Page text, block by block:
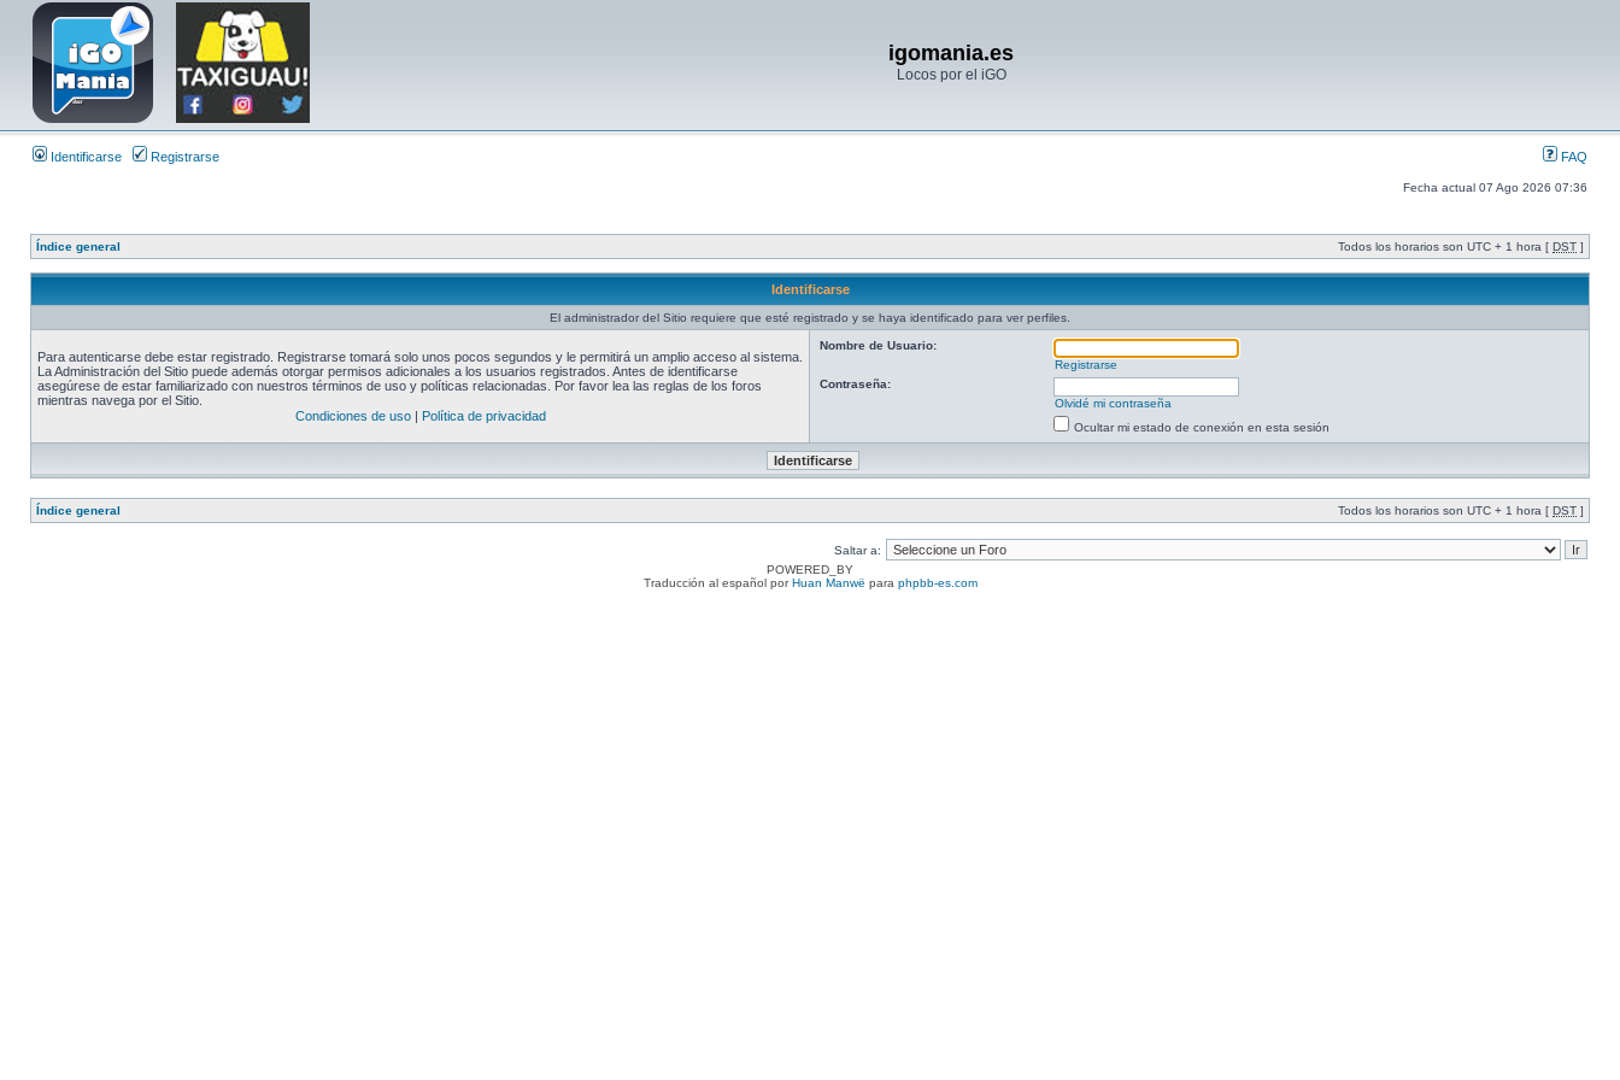
igomania.es
Locos por el iGO
Identificarse Registrarse FAQ
Fecha actual 07 Ago 2026 07:36
Índice general Todos los horarios son UTC + 1 hora [ DST ]
Identificarse
El administrador del Sitio requiere que esté registrado y se haya identificado para ver perfiles.
Para autenticarse debe estar registrado. Registrarse tomará solo unos pocos segundos y le permitirá un amplio acceso al sistema.
La Administración del Sitio puede además otorgar permisos adicionales a los usuarios registrados. Antes de identificarse
asegúrese de estar familiarizado con nuestros términos de uso y políticas relacionadas. Por favor lea las reglas de los foros
mientras navega por el Sitio.
Condiciones de uso| Política de privacidad
Nombre de Usuario:
Registrarse
Contraseña:
Olvidé mi contraseña
Ocultar mi estado de conexión en esta sesión
Índice general Todos los horarios son UTC + 1 hora [ DST ]
Saltar a:
POWERED_BY
Traducción al español porHuan Manwë para phpbb-es.com